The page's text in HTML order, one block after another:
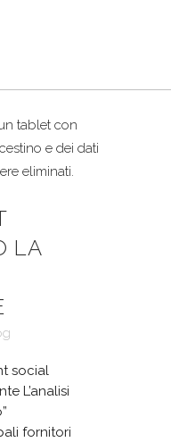
LA
social
L’analisi
fornitori